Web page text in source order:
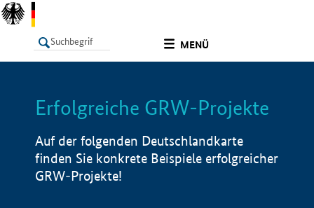
MENÜ
LISTE Info
Erfolgreiche GRW-Projekte
Auf der folgenden Deutschlandkarte
finden Sie konkrete Beispiele erfolgreicher
GRW-Projekte!